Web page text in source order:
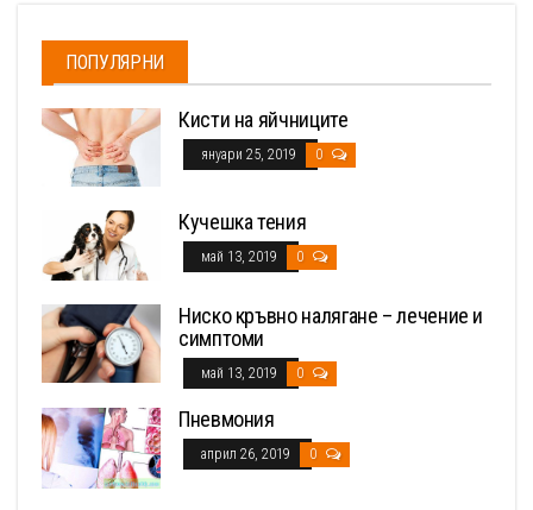
ПОПУЛЯРНИ
Кисти на яйчниците
януари 25, 2019 0
Кучешка тения
май 13, 2019 0
Ниско кръвно налягане – лечение и
симптоми
май 13, 2019 0
Пневмония
април 26, 2019 0